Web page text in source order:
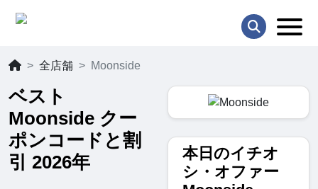
全店舗 Moonside
ベスト
Moonside クー
ポンコードと割
引 2026年
本日のイチオ
シ・オファー